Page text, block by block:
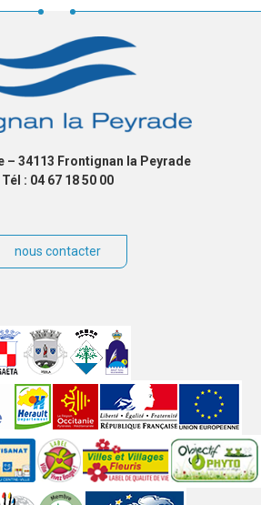
– 34113 Frontignan la Peyrade
Tél : 04 67 18 50 00
nous contacter